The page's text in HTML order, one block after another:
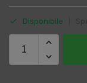
Disponibile